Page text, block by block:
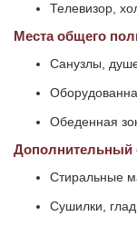
Телевизор,
Места общего
Санузлы,
Обеденная
Дополнительный
Стиральные
Сушилки,